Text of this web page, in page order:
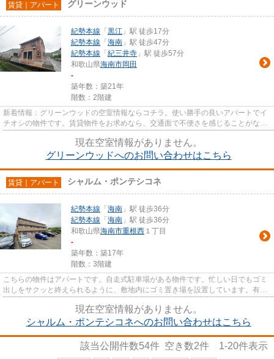
賃貸｜アパート グリーンウッド
紀勢本線 「 黒江 」駅 徒歩17分
紀勢本線 「 海南 」駅 徒歩47分
紀勢本線 「 紀三井寺 」駅 徒歩57分
和歌山県海南市岡田
-
築年数：築21年
階数：2階建
新着情報：グリーンウッドの空室情報ならコチラ。使い勝手の良いアパートでイ
チオシの物件です。賃貸物件をお求めなら、交通面で不便さを感じることがない
現在空室情報がありません。
グリーンウッドへのお問い合わせはこちら
賃貸｜アパート シャルム・ポンテシコネ
紀勢本線 「 海南 」駅 徒歩36分
紀勢本線 「 海南 」駅 徒歩36分
和歌山県海南市重根西 １丁目
-
築年数：築17年
階数：3階建
こちらの物件はアパートです。自走式駐車場がある物件です。忙しい日でもゴミ
出しをサクッと終えられるように、敷地内にゴミ置き場を設置しています。有田
現在空室情報がありません。
シャルム・ポンテシコネへのお問い合わせはこちら
該当公開件数54件 空き数2件 1-20件表示